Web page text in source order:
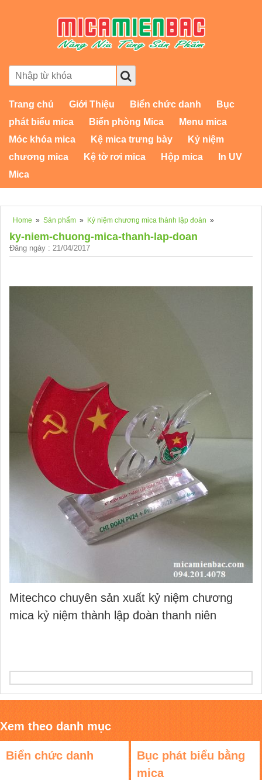
Trang chủ Giới Thiệu Biển chức danh
Bục
phát biểu mica
Biển phòng Mica
Menu mica
Móc khóa mica
Kệ mica trưng bày
Kỷ niệm
chương mica
Kệ tờ rơi mica Hộp mica
In UV
Mica
Home » Sản phẩm » Kỷ niệm chương mica thành lập đoàn »
ky-niem-chuong-mica-thanh-lap-doan
Đăng ngày : 21/04/2017
Mitechco chuyên sản xuất kỷ niệm chương
mica kỷ niệm thành lập đoàn thanh niên
Xem theo danh mục
Biển chức danh
Bục phát biểu bằng
mica